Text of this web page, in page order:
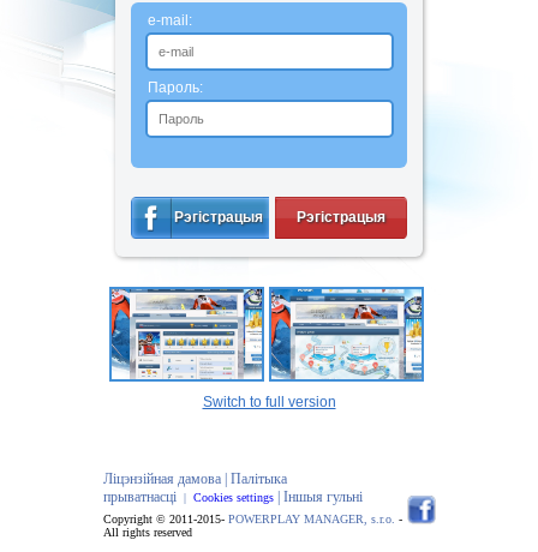
e-mail:
Пароль:
Рэгістрацыя Рэгістрацыя
Switch to full version
Ліцэнзійная дамова | Палітыка
прыватнасці| Cookies settings | Іншыя гульні
Copyright © 2011-2015- POWERPLAY MANAGER, s.r.o. -
All rights reserved